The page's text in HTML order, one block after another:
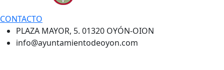
CONTACTO
PLAZA MAYOR, 5. 01320 OYÓN-OION
info@ayuntamientodeoyon.com